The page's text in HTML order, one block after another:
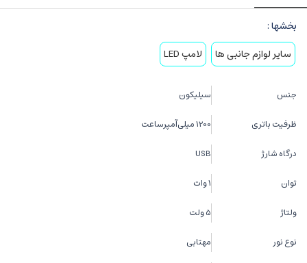
بخشها :
سایر لوازم جانبی ها
لامپ LED
جنس سیلیکون
ظرفیت باتری 1200 میلی‌آمپر‌ساعت
درگاه شارژ USB
توان 1 وات
ولتاژ 5 ولت
نوع نور مهتابی